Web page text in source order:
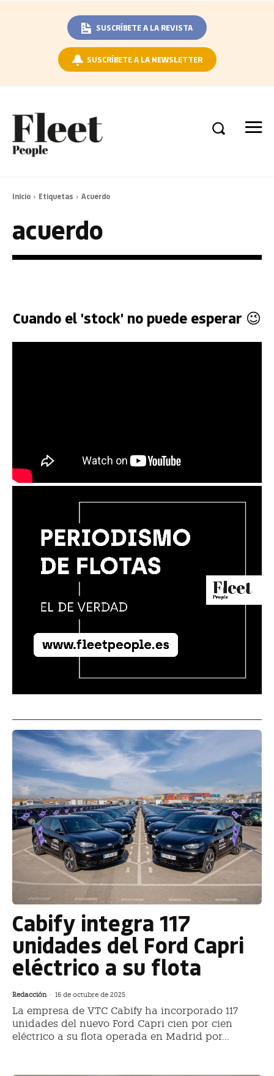
SUSCRÍBETE A LA REVISTA
SUSCRÍBETE A LA NEWSLETTER
Inicio Etiquetas Acuerdo
acuerdo
Cuando el 'stock' no puede esperar 😉
Cabify integra 117
unidades del Ford Capri
eléctrico a su flota
Redacción - 16 de octubre de 2025
La empresa de VTC Cabify ha incorporado 117
unidades del nuevo Ford Capri cien por cien
eléctrico a su flota operada en Madrid por...